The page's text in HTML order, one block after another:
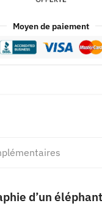
Moyen de paiement
d’un